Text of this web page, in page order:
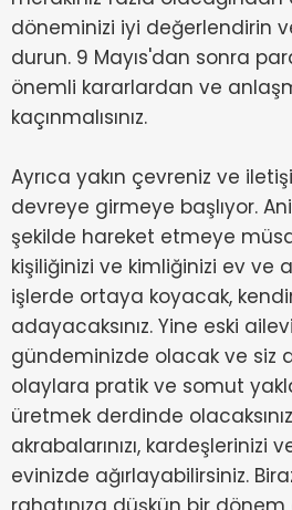
döneminizi iyi değerlendirin
durun. 9 Mayıs'dan sonra
önemli kararlardan ve
kaçınmalısınız.
Ayrıca yakın çevreniz ve
devreye girmeye başlıyor.
şekilde hareket etmeye
kişiliğinizi ve kimliğinizi ev ve
işlerde ortaya koyacak,
adayacaksınız. Yine eski
gündeminizde olacak ve siz
olaylara pratik ve somut
üretmek derdinde
akrabalarınızı, kardeşlerinizi
evinizde ağırlayabilirsiniz.